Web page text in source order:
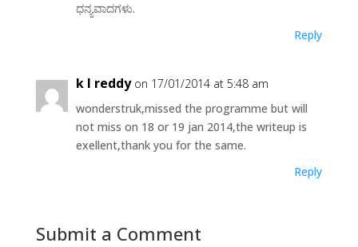
ಧನ್ಯವಾದಗಳು.
Reply
k l reddy on 17/01/2014 at 5:48 am
wonderstruk,missed the programme but will
not miss on 18 or 19 jan 2014,the writeup is
exellent,thank you for the same.
Reply
Submit a Comment